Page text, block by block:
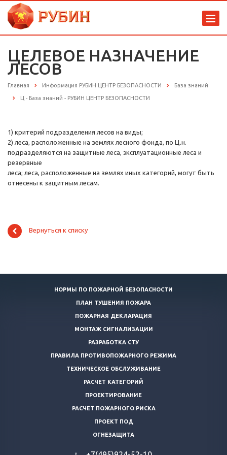
ЦЕЛЕВОЕ НАЗНАЧЕНИЕ
ЛЕСОВ
Главная Информация РУБИН ЦЕНТР БЕЗОПАСНОСТИ База знаний
Ц - База знаний - РУБИН ЦЕНТР БЕЗОПАСНОСТИ
1) критерий подразделения лесов на виды;
2) леса, расположенные на землях лесного фонда, по Ц.н.
подразделяются на защитные леса, эксплуатационные леса и
резервные
леса; леса, расположенные на землях иных категорий, могут быть
отнесены к защитным лесам.
Вернуться к списку
НОРМЫ ПО ПОЖАРНОЙ БЕЗОПАСНОСТИ
ПЛАН ТУШЕНИЯ ПОЖАРА
ПОЖАРНАЯ ДЕКЛАРАЦИЯ
МОНТАЖ СИГНАЛИЗАЦИИ
РАЗРАБОТКА СТУ
ПРАВИЛА ПРОТИВОПОЖАРНОГО РЕЖИМА
ТЕХНИЧЕСКОЕ ОБСЛУЖИВАНИЕ
РАСЧЕТ КАТЕГОРИЙ
ПРОЕКТИРОВАНИЕ
РАСЧЕТ ПОЖАРНОГО РИСКА
ПРОЕКТ ПОД
ОГНЕЗАЩИТА